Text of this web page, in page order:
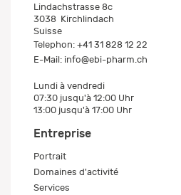
Lindachstrasse 8c
3038 Kirchlindach
Suisse
Telephon: +41 31 828 12 22
E-Mail: info@ebi-pharm.ch
Lundi à vendredi
07:30 jusqu'à 12:00 Uhr
13:00 jusqu'à 17:00 Uhr
Entreprise
Portrait
Domaines d'activité
Services